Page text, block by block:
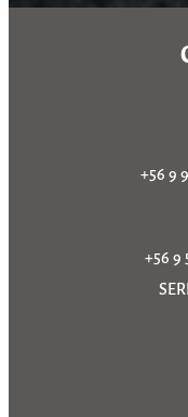
+56 9
+56 9